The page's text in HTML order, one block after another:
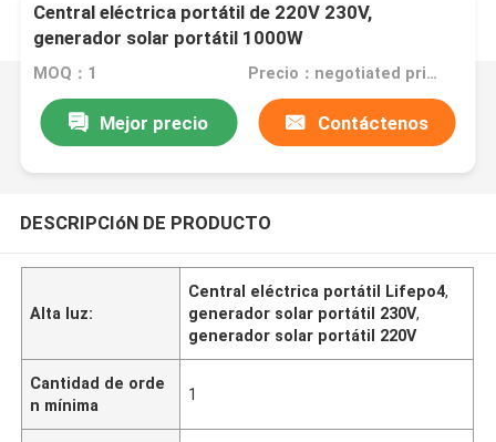
Central eléctrica portátil de 220V 230V,
generador solar portátil 1000W
MOQ：1 Precio：negotiated price
Mejor precio Contáctenos
DESCRIPCIóN DE PRODUCTO
Alta luz:
Central eléctrica portátil Lifepo4,
generador solar portátil 230V,
generador solar portátil 220V
Cantidad de orde
n mínima
1